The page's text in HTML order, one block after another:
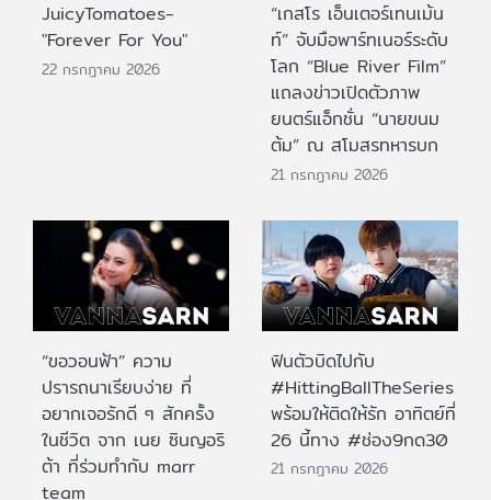
JuicyTomatoes-
"Forever For You"
22 กรกฎาคม 2026
“เกสโร เอ็นเตอร์เทนเม้น
ท์” จับมือพาร์ทเนอร์ระดับ
โลก “Blue River Film”
แถลงข่าวเปิดตัวภาพ
ยนตร์แอ็กชั่น “นายขนม
ต้ม” ณ สโมสรทหารบก
21 กรกฎาคม 2026
“ขอวอนฟ้า” ความ
ปรารถนาเรียบง่าย ที่
อยากเจอรักดี ๆ สักครั้ง
ในชีวิต จาก เนย ซินญอริ
ต้า ที่ร่วมทำกับ marr
team
ฟินตัวบิดไปกับ
#HittingBallTheSeries
พร้อมให้ติดให้รัก อาทิตย์ที่
26 นี้ทาง #ช่อง9กด30
21 กรกฎาคม 2026